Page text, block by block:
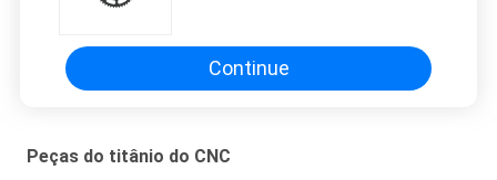
Continue
Peças do titânio do CNC